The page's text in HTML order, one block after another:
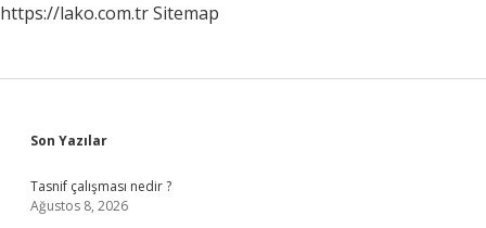
https://lako.com.trSitemap
Sidebar
Son Yazılar
Tasnif çalışması nedir ?
Ağustos 8, 2026